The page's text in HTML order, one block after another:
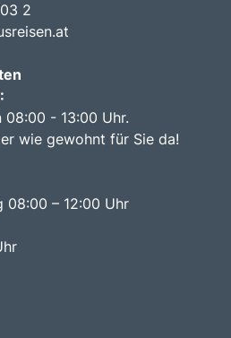
2
- 13:00 Uhr.
wie gewohnt für Sie da!
08:00 – 12:00 Uhr